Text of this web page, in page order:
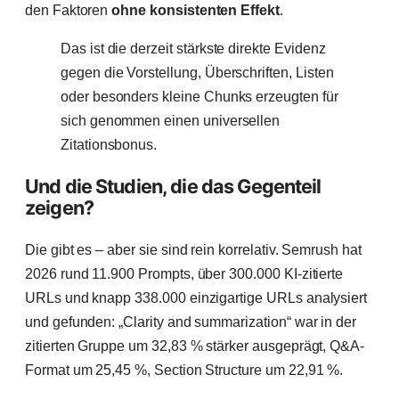
den Faktorenohne konsistenten Effekt.
Das ist die derzeit stärkste direkte Evidenz
gegen die Vorstellung, Überschriften, Listen
oder besonders kleine Chunks erzeugten für
sich genommen einen universellen
Zitationsbonus.
Und die Studien, die das Gegenteil
zeigen?
Die gibt es – aber sie sind rein korrelativ. Semrush hat
2026 rund 11.900 Prompts, über 300.000 KI-zitierte
URLs und knapp 338.000 einzigartige URLs analysiert
und gefunden: „Clarity and summarization“ war in der
zitierten Gruppe um 32,83 % stärker ausgeprägt, Q&A-
Format um 25,45 %, Section Structure um 22,91 %.